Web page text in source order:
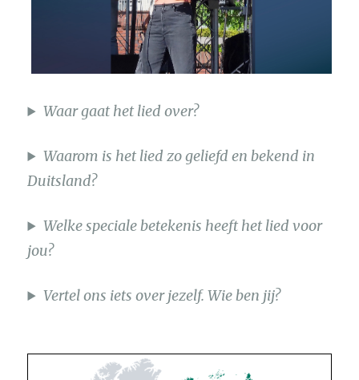
Waar gaat het lied over?
Waarom is het lied zo geliefd en bekend in
Duitsland?
Welke speciale betekenis heeft het lied voor
jou?
Vertel ons iets over jezelf. Wie ben jij?